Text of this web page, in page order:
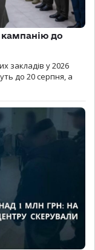
до
закладів у 2026
до 20 серпня, а